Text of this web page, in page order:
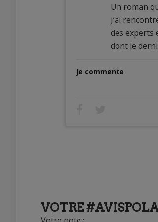
Un roman
J’ai
des experts
dont le
Je commente
VOTRE